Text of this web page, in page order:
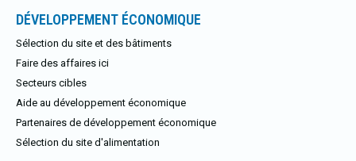
DÉVELOPPEMENT ÉCONOMIQUE
Sélection du site et des bâtiments
Faire des affaires ici
Secteurs cibles
Aide au développement économique
Partenaires de développement économique
Sélection du site d'alimentation